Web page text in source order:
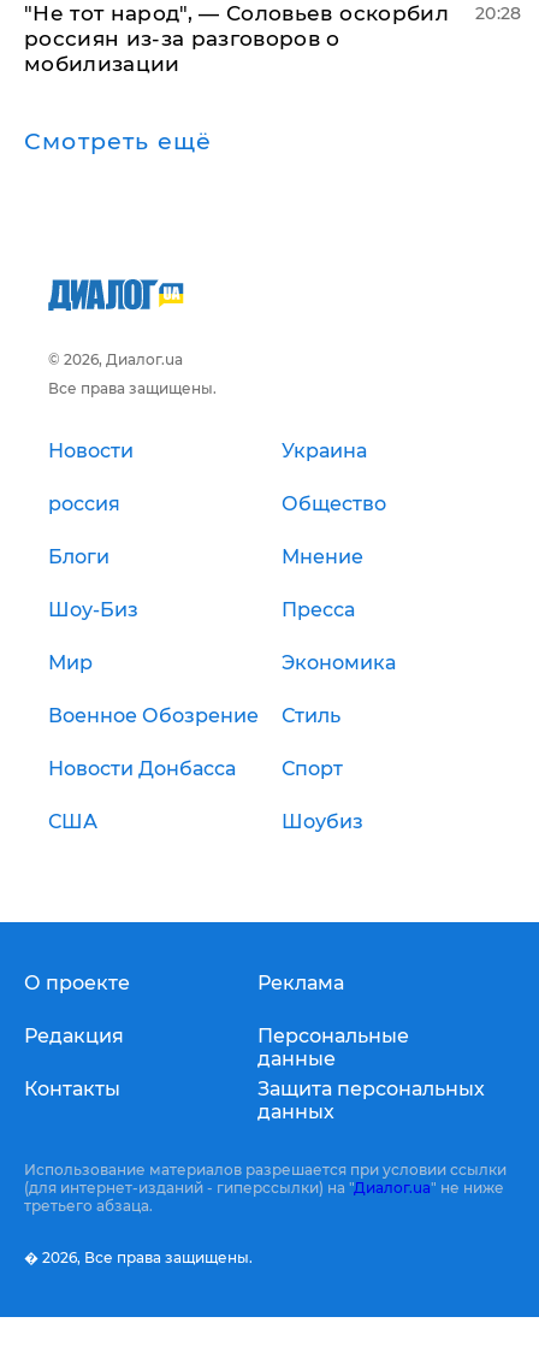
​"Не тот народ", — Соловьев оскорбил
россиян из-за разговоров о
мобилизации
20:28
Смотреть ещё
© 2026, Диалог.ua
Все права защищены.
Новости Украина
россия Общество
Блоги Мнение
Шоу-Биз Пресса
Мир Экономика
Военное Обозрение Стиль
Новости Донбасса Спорт
США Шоубиз
О проекте
Редакция
Контакты
Реклама
Персональные
данные
Защита персональных
данных
Использование материалов разрешается при условии ссылки
(для интернет-изданий - гиперссылки) на "Диалог.ua" не ниже
третьего абзаца.
� 2026, Все права защищены.